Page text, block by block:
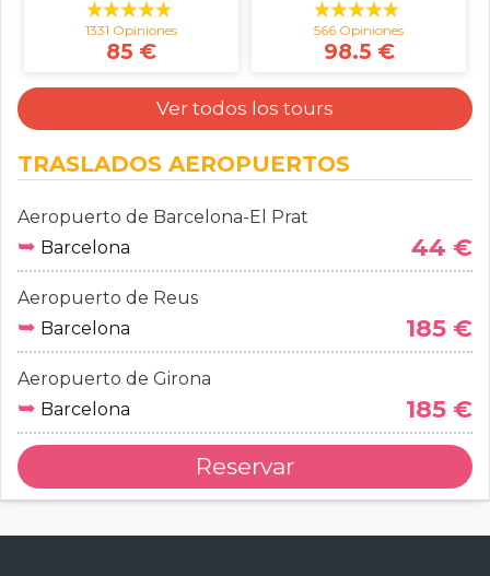
1331 Opiniones
85 €
566 Opiniones
98.5 €
Ver todos los tours
TRASLADOS AEROPUERTOS
Aeropuerto de Barcelona-El Prat
➥ Barcelona 44 €
Aeropuerto de Reus
➥ Barcelona 185 €
Aeropuerto de Girona
➥ Barcelona 185 €
Reservar